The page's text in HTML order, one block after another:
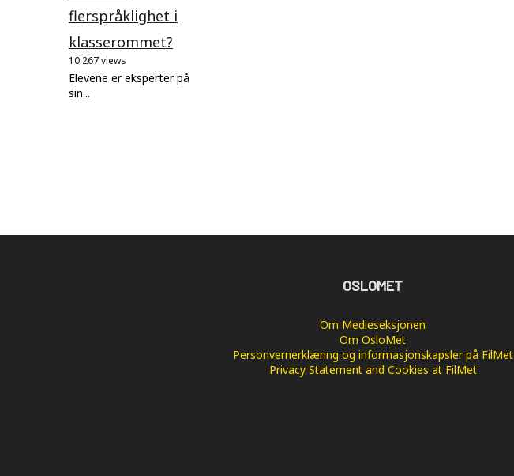
flerspråklighet i
klasserommet?
10.267 views
Elevene er eksperter på
sin...
OSLOMET
Om Medieseksjonen
Om OsloMet
Personvernerklæring og informasjonskapsler på FilMet
Privacy Statement and Cookies at FilMet